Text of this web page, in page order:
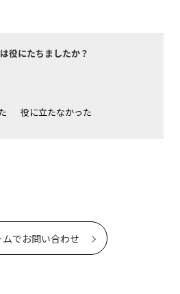
役にたちましたか？
役に立たなかった
ムでお問い合わせ